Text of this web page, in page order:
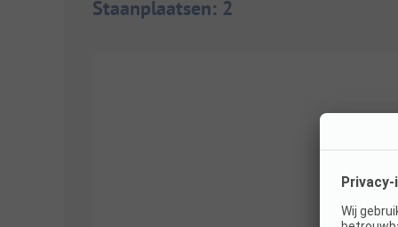
Staanplaatsen: 2